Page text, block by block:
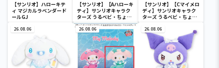
【サンリオ】ハローキテ
ィ マジカルラベンダード
ールGJ
【サンリオ】【Aハローキ
ティ】サンリオキャラク
ターズ うるベビ・ちょい
デカドール
【サンリオ】【Cマイメロ
ディ】サンリオキャラク
ターズ うるベビ・ちょい
26.08.06 26.08.06 26.08.06